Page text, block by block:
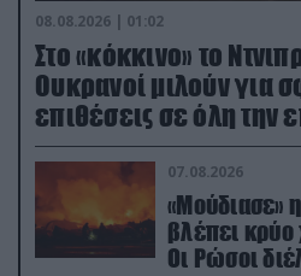
08.08.2026 | 01:02
Στο «κόκκινο» το
Ουκρανοί μιλούν για
επιθέσεις σε όλη την
07.08.2026
«Μούδιασε»
βλέπει κρύο
Οι Ρώσοι